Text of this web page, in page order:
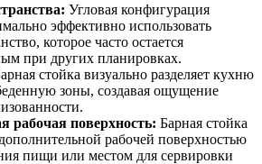
Угловая конфигурация
эффективно использовать
которое часто остается
при других планировках.
стойка визуально разделяет кухню
зоны, создавая ощущение
рабочая поверхность: Барная стойка
рабочей поверхностью
пищи или местом для сервировки